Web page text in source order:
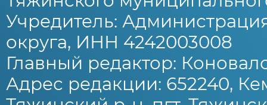
Учредитель:
округа, ИНН 4242003008
Главный редактор:
Адрес редакции: 652240,